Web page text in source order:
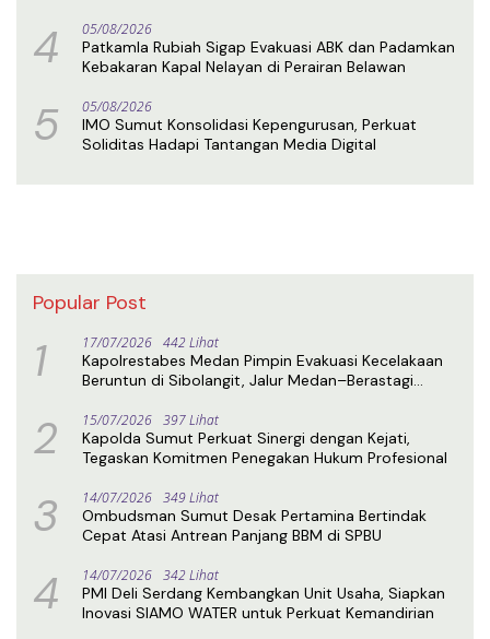
4 05/08/2026
Patkamla Rubiah Sigap Evakuasi ABK dan Padamkan
Kebakaran Kapal Nelayan di Perairan Belawan
5 05/08/2026
IMO Sumut Konsolidasi Kepengurusan, Perkuat
Soliditas Hadapi Tantangan Media Digital
Popular Post
1 17/07/2026 442 Lihat
Kapolrestabes Medan Pimpin Evakuasi Kecelakaan
Beruntun di Sibolangit, Jalur Medan–Berastagi
2 15/07/2026 397 Lihat
Kapolda Sumut Perkuat Sinergi dengan Kejati,
Tegaskan Komitmen Penegakan Hukum Profesional
3 14/07/2026 349 Lihat
Ombudsman Sumut Desak Pertamina Bertindak
Cepat Atasi Antrean Panjang BBM di SPBU
4 14/07/2026 342 Lihat
PMI Deli Serdang Kembangkan Unit Usaha, Siapkan
Inovasi SIAMO WATER untuk Perkuat Kemandirian